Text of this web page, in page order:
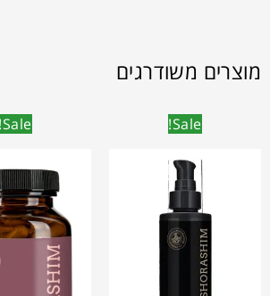
מוצרים משודרגים
Sale!
Sale!